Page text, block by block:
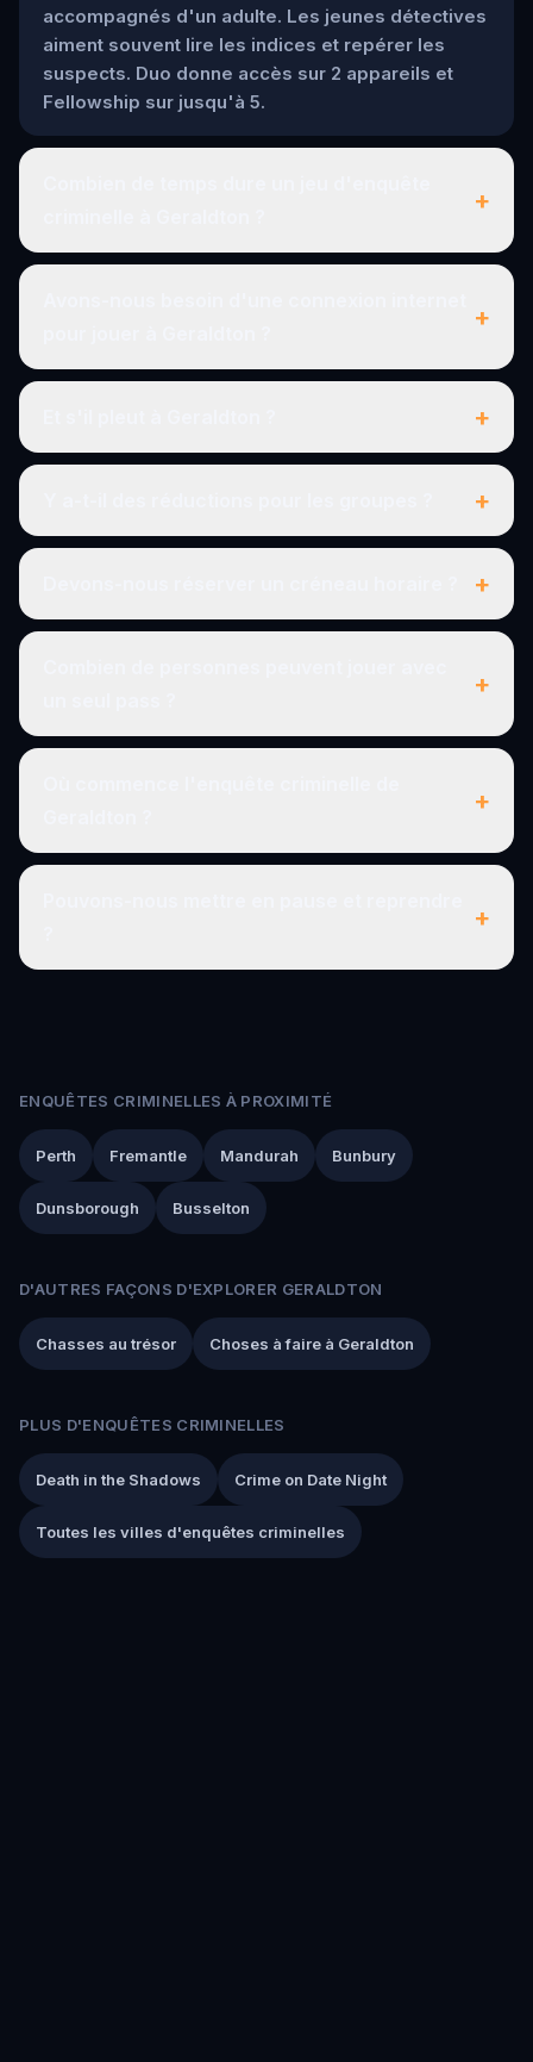
accompagnés d'un adulte. Les jeunes détectives
aiment souvent lire les indices et repérer les
suspects. Duo donne accès sur 2 appareils et
Fellowship sur jusqu'à 5.
+
+
+
+
+
+
+
+
ENQUÊTES CRIMINELLES À PROXIMITÉ
Perth Fremantle Mandurah Bunbury
Dunsborough Busselton
D'AUTRES FAÇONS D'EXPLORER GERALDTON
Chasses au trésor Choses à faire à Geraldton
PLUS D'ENQUÊTES CRIMINELLES
Death in the Shadows Crime on Date Night
Toutes les villes d'enquêtes criminelles